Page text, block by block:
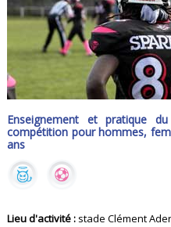
Enseignement et pratique
compétition pour hommes,
ans
Lieu d'activité : stade Clément